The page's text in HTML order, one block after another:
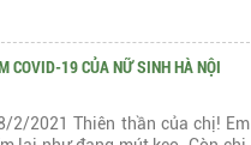
COVID-19 CỦA NỮ SINH HÀ NỘI
2/2021 Thiên thần của chị! Em